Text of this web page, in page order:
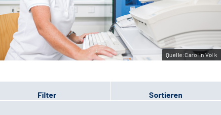
Gebärdensprache
Quelle:Carolin Volk
Filter Sortieren